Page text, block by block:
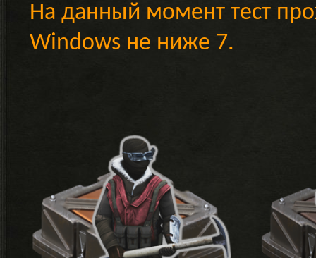
На данный момент тест
Windows не ниже 7.